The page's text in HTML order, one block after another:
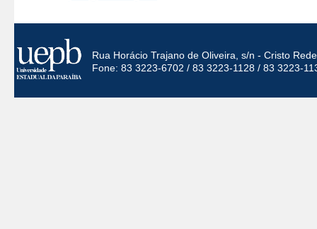
Rua Horácio Trajano de Oliveira, s/n - Cristo
Fone: 83 3223-6702 / 83 3223-1128 / 83 3223-